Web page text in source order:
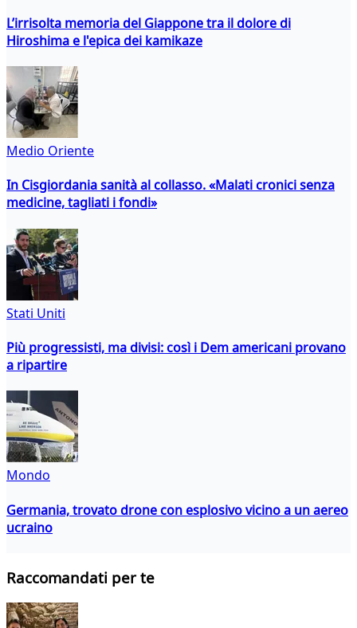
L’irrisolta memoria del Giappone tra il dolore di
Hiroshima e l'epica dei kamikaze
Medio Oriente
In Cisgiordania sanità al collasso. «Malati cronici senza
medicine, tagliati i fondi»
Stati Uniti
Più progressisti, ma divisi: così i Dem americani provano
a ripartire
Mondo
Germania, trovato drone con esplosivo vicino a un aereo
ucraino
Raccomandati per te